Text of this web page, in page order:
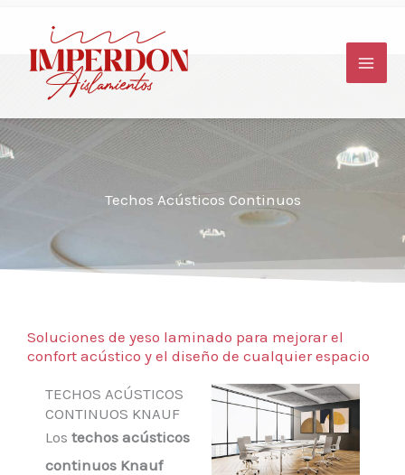
contenido
Techos Acústicos Continuos
Soluciones de yeso laminado para mejorar el
confort acústico y el diseño de cualquier espacio
TECHOS ACÚSTICOS
CONTINUOS KNAUF
Los techos acústicos
continuos Knauf